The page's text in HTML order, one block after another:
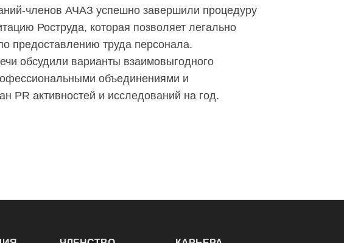
членов АЧАЗ успешно завершили процедуру
Роструда, которая позволяет легально
предоставлению труда персонала.
обсудили варианты взаимовыгодного
объединениями и
PR активностей и исследований на год.